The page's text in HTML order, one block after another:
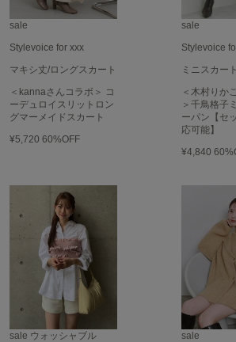
SOFER
ソフェル
SOMEWHERE BUTTER.
サムウェアバター
SORIN
ソリン
Stylevoice for xxx
スイコック
SUPERGA
スペルガ
スワネ
sale
Stylevoice for xxx
マキシ丈/ロングスカート
＜kannaさんコラボ＞ コ
ーデュロイスリットロン
グマーメイドスカート
¥5,720 60%OFF
sale
Stylevoice
ミニスカート
＜木村りか
＞千鳥格子
ーパン【セ
応可能】
¥4,840
sale ウォッシャブル
sale